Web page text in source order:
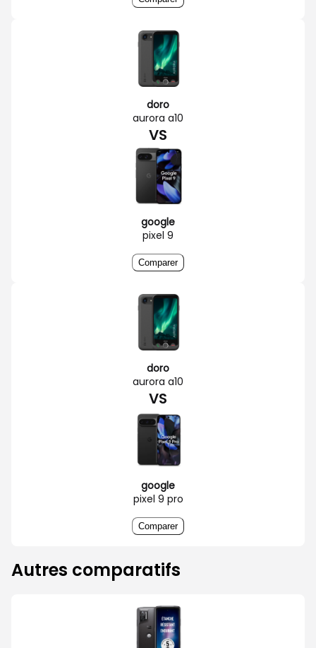
doro
aurora a10
VS
google
pixel 9
Comparer
doro
aurora a10
VS
google
pixel 9 pro
Comparer
Autres comparatifs